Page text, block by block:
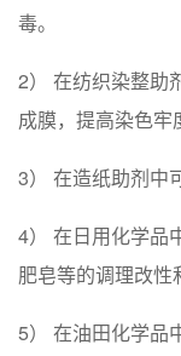
毒。
2） 在纺织染整助
成膜，提高染色牢
3） 在造纸助剂中
4） 在日用化学品
肥皂等的调理改性
5） 在油田化学品